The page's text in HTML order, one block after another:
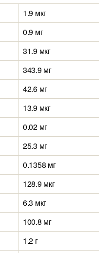
1.9 мкг
0.9 мг
31.9 мкг
343.9 мг
42.6 мг
13.9 мкг
0.02 мг
25.3 мг
0.1358 мг
128.9 мкг
6.3 мкг
100.8 мг
1.2 г